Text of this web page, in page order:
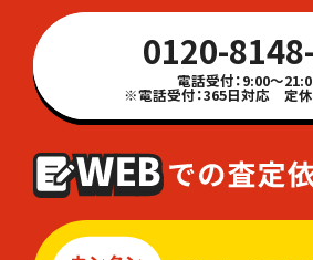
0120-
電話受付：9:00～
※電話受付：365日対応 定休